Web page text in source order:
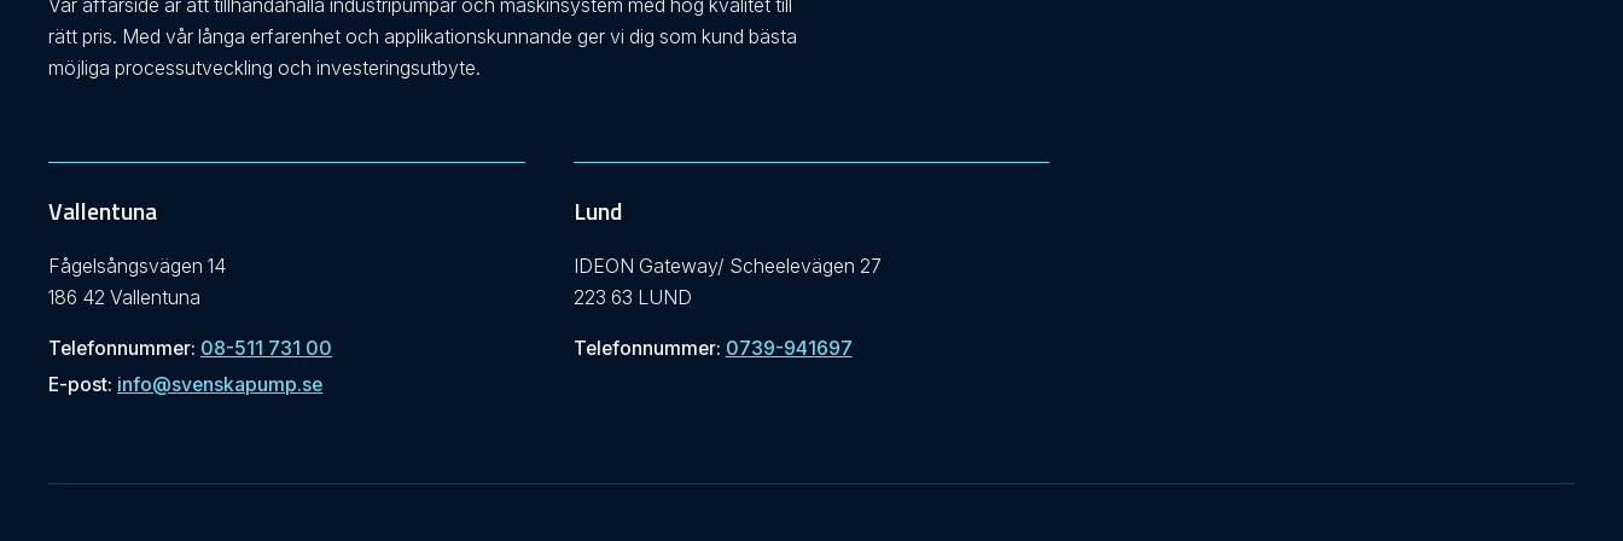
Vår affärsidé är att tillhandahålla industripumpar och maskinsystem med hög kvalitet till
rätt pris. Med vår långa erfarenhet och applikationskunnande ger vi dig som kund bästa
möjliga processutveckling och investeringsutbyte.
Vallentuna
Fågelsångsvägen 14
186 42 Vallentuna
Telefonnummer: 08-511 731 00
E-post: info@svenskapump.se
Lund
IDEON Gateway/ Scheelevägen 27
223 63 LUND
Telefonnummer: 0739-941697